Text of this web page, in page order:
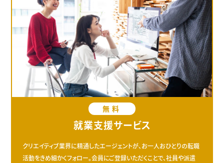
無料
就業支援サービス
クリエイティブ業界に精通したエージェントが、お一人おひとりの転職
活動をきめ細かくフォロー。会員にご登録いただくことで、社員や派遣